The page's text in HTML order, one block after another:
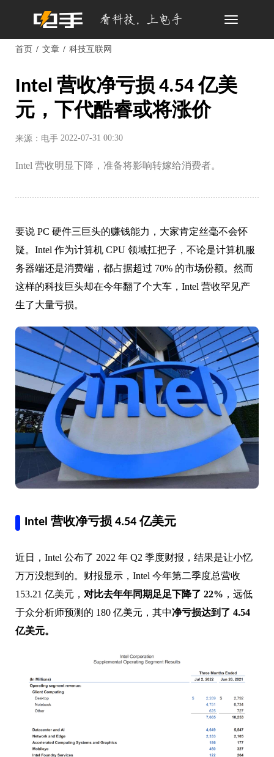
Toggle
首页 文章 科技互联网
Intel 营收净亏损 4.54 亿美
元，下代酷睿或将涨价
来源：电手 2022-07-31 00:30
Intel 营收明显下降，准备将影响转嫁给消费者。
要说 PC 硬件三巨头的赚钱能力，大家肯定丝毫不会怀
疑。Intel 作为计算机 CPU 领域扛把子，不论是计算机服
务器端还是消费端，都占据超过 70% 的市场份额。然而
这样的科技巨头却在今年翻了个大车，Intel 营收罕见产
生了大量亏损。
Intel 营收净亏损 4.54 亿美元
近日，Intel 公布了 2022 年 Q2 季度财报，结果是让小忆
万万没想到的。财报显示，Intel 今年第二季度总营收
153.21 亿美元， 对比去年年同期足足下降了 22% ，远低
于众分析师预测的 180 亿美元，其中净亏损达到了 4.54
亿美元。